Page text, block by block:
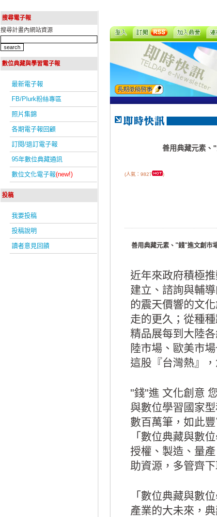
搜尋電子報
搜尋計畫內網站資源
數位典藏與學習電子報
最新電子報
FB/Plurk粉絲專區
照片集錦
各期電子報回顧
訂閱/退訂電子報
95年數位典藏通訊
數位文化電子報(new!)
投稿
我要投稿
投稿說明
讀者意見回饋
善用典藏元素、
(人氣：9827 )
善用典藏元素、"錢"進文創市
近年來政府積極
建立、諮詢與輔
的震天價響的文
走的更久；從種
精品展每到大陸
陸市場、歐美市
這股『台灣熱』
"錢"進 文化創意
與數位學習國家
數百萬筆，如此
「數位典藏與數
授權、製造、量
助資源，多管齊
「數位典藏與數
產業的大未來，